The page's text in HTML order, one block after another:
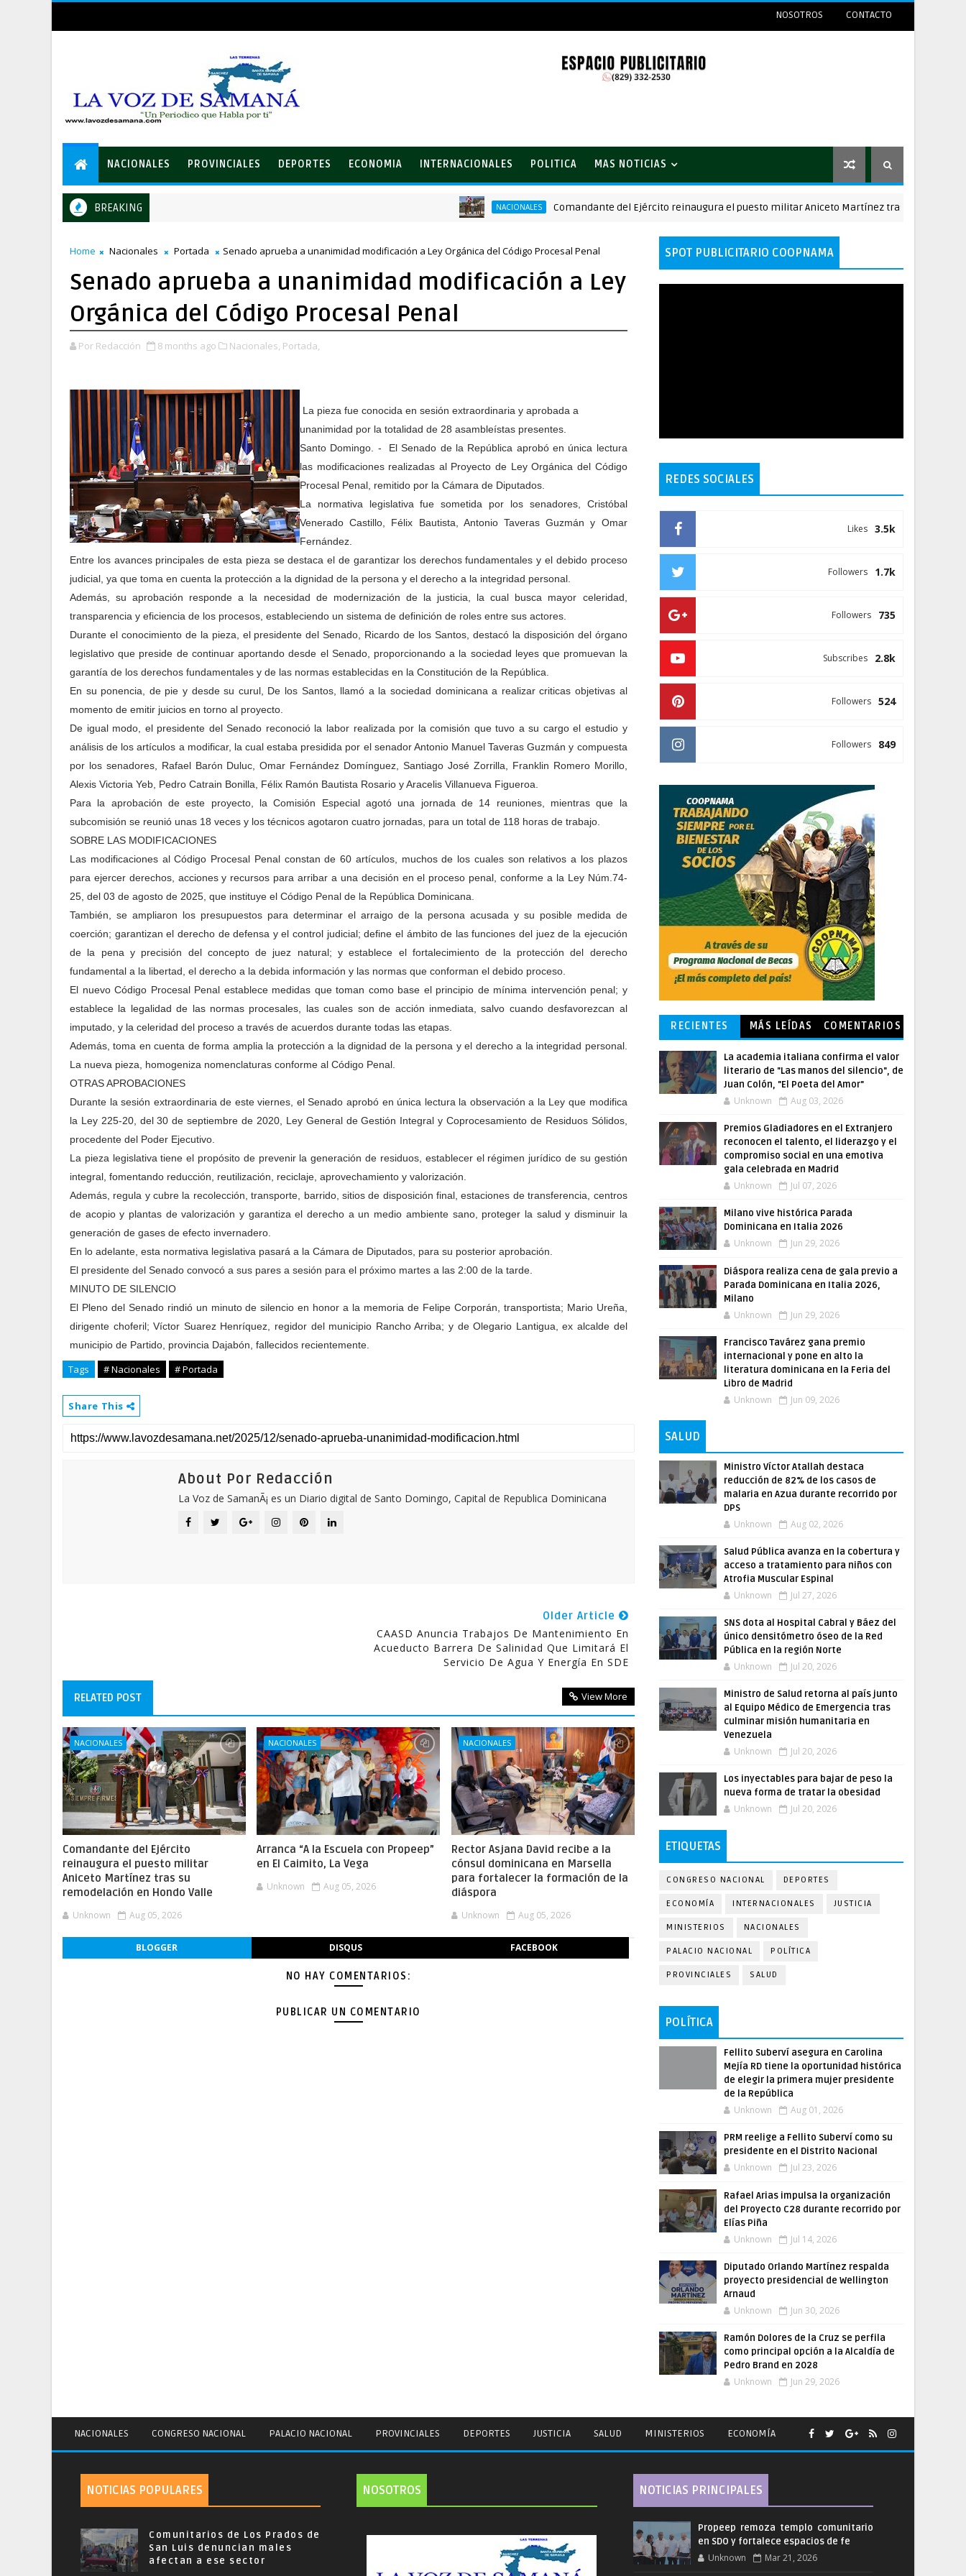
NOSOTROS CONTACTO
NACIONALES PROVINCIALES DEPORTES ECONOMIA INTERNACIONALES POLITICA MAS NOTICIAS
BREAKING NACIONALES Comandante del Ejército reinaugura el puesto militar Aniceto Martínez tras su remodelación
Home Nacionales Portada Senado aprueba a unanimidad modificación a Ley Orgánica del Código Procesal Penal
Senado aprueba a unanimidad modificación a Ley
Orgánica del Código Procesal Penal
Por Redacción 8 months ago Nacionales, Portada,
La pieza fue conocida en sesión extraordinaria y aprobada a
unanimidad por la totalidad de 28 asambleístas presentes.
Santo Domingo. - El Senado de la República aprobó en única lectura
las modificaciones realizadas al Proyecto de Ley Orgánica del Código
Procesal Penal, remitido por la Cámara de Diputados.
La normativa legislativa fue sometida por los senadores, Cristóbal
Venerado Castillo, Félix Bautista, Antonio Taveras Guzmán y Omar
Fernández.
Entre los avances principales de esta pieza se destaca el de garantizar los derechos fundamentales y el debido proceso
judicial, ya que toma en cuenta la protección a la dignidad de la persona y el derecho a la integridad personal.
Además, su aprobación responde a la necesidad de modernización de la justicia, la cual busca mayor celeridad,
transparencia y eficiencia de los procesos, estableciendo un sistema de definición de roles entre sus actores.
Durante el conocimiento de la pieza, el presidente del Senado, Ricardo de los Santos, destacó la disposición del órgano
legislativo que preside de continuar aportando desde el Senado, proporcionando a la sociedad leyes que promuevan la
garantía de los derechos fundamentales y de las normas establecidas en la Constitución de la República.
En su ponencia, de pie y desde su curul, De los Santos, llamó a la sociedad dominicana a realizar criticas objetivas al
momento de emitir juicios en torno al proyecto.
De igual modo, el presidente del Senado reconoció la labor realizada por la comisión que tuvo a su cargo el estudio y
análisis de los artículos a modificar, la cual estaba presidida por el senador Antonio Manuel Taveras Guzmán y compuesta
por los senadores, Rafael Barón Duluc, Omar Fernández Domínguez, Santiago José Zorrilla, Franklin Romero Morillo,
Alexis Victoria Yeb, Pedro Catrain Bonilla, Félix Ramón Bautista Rosario y Aracelis Villanueva Figueroa.
Para la aprobación de este proyecto, la Comisión Especial agotó una jornada de 14 reuniones, mientras que la
subcomisión se reunió unas 18 veces y los técnicos agotaron cuatro jornadas, para un total de 118 horas de trabajo.
SOBRE LAS MODIFICACIONES
Las modificaciones al Código Procesal Penal constan de 60 artículos, muchos de los cuales son relativos a los plazos
para ejercer derechos, acciones y recursos para arribar a una decisión en el proceso penal, conforme a la Ley Núm.74-
25, del 03 de agosto de 2025, que instituye el Código Penal de la República Dominicana.
También, se ampliaron los presupuestos para determinar el arraigo de la persona acusada y su posible medida de
coerción; garantizan el derecho de defensa y el control judicial; define el ámbito de las funciones del juez de la ejecución
de la pena y precisión del concepto de juez natural; y establece el fortalecimiento de la protección del derecho
fundamental a la libertad, el derecho a la debida información y las normas que conforman el debido proceso.
El nuevo Código Procesal Penal establece medidas que toman como base el principio de mínima intervención penal; y
establece la legalidad de las normas procesales, las cuales son de acción inmediata, salvo cuando desfavorezcan al
imputado, y la celeridad del proceso a través de acuerdos durante todas las etapas.
Además, toma en cuenta de forma amplia la protección a la dignidad de la persona y el derecho a la integridad personal.
La nueva pieza, homogeniza nomenclaturas conforme al Código Penal.
OTRAS APROBACIONES
Durante la sesión extraordinaria de este viernes, el Senado aprobó en única lectura la observación a la Ley que modifica
la Ley 225-20, del 30 de septiembre de 2020, Ley General de Gestión Integral y Coprocesamiento de Residuos Sólidos,
procedente del Poder Ejecutivo.
La pieza legislativa tiene el propósito de prevenir la generación de residuos, establecer el régimen jurídico de su gestión
integral, fomentando reducción, reutilización, reciclaje, aprovechamiento y valorización.
Además, regula y cubre la recolección, transporte, barrido, sitios de disposición final, estaciones de transferencia, centros
de acopio y plantas de valorización y garantiza el derecho a un medio ambiente sano, proteger la salud y disminuir la
generación de gases de efecto invernadero.
En lo adelante, esta normativa legislativa pasará a la Cámara de Diputados, para su posterior aprobación.
El presidente del Senado convocó a sus pares a sesión para el próximo martes a las 2:00 de la tarde.
MINUTO DE SILENCIO
El Pleno del Senado rindió un minuto de silencio en honor a la memoria de Felipe Corporán, transportista; Mario Ureña,
dirigente choferil; Víctor Suarez Henríquez, regidor del municipio Rancho Arriba; y de Olegario Lantigua, ex alcalde del
municipio de Partido, provincia Dajabón, fallecidos recientemente.
Tags # Nacionales # Portada
Share This
About Por Redacción
La Voz de SamanÃ¡ es un Diario digital de Santo Domingo, Capital de Republica Dominicana
Older Article
CAASD Anuncia Trabajos De Mantenimiento En
Acueducto Barrera De Salinidad Que Limitará El
Servicio De Agua Y Energía En SDE
RELATED POST View More
NACIONALES
Comandante del Ejército
reinaugura el puesto militar
Aniceto Martínez tras su
remodelación en Hondo Valle
Unknown Aug 05, 2026
NACIONALES
Arranca “A la Escuela con Propeep”
en El Caimito, La Vega
Unknown Aug 05, 2026
NACIONALES
Rector Asjana David recibe a la
cónsul dominicana en Marsella
para fortalecer la formación de la
diáspora
Unknown Aug 05, 2026
BLOGGER DISQUS FACEBOOK
NO HAY COMENTARIOS:
PUBLICAR UN COMENTARIO
SPOT PUBLICITARIO COOPNAMA
REDES SOCIALES
3.5k
Likes
1.7k
Followers
735
Followers
2.8k
Subscribes
524
Followers
849
Followers
RECIENTES MÁS LEÍDAS COMENTARIOS
La academia italiana confirma el valor
literario de "Las manos del silencio", de
Juan Colón, "El Poeta del Amor"
Unknown Aug 03, 2026
Premios Gladiadores en el Extranjero
reconocen el talento, el liderazgo y el
compromiso social en una emotiva
gala celebrada en Madrid
Unknown Jul 07, 2026
Milano vive histórica Parada
Dominicana en Italia 2026
Unknown Jun 29, 2026
Diáspora realiza cena de gala previo a
Parada Dominicana en Italia 2026,
Milano
Unknown Jun 29, 2026
Francisco Tavárez gana premio
internacional y pone en alto la
literatura dominicana en la Feria del
Libro de Madrid
Unknown Jun 09, 2026
SALUD
Ministro Víctor Atallah destaca
reducción de 82% de los casos de
malaria en Azua durante recorrido por
DPS
Unknown Aug 02, 2026
Salud Pública avanza en la cobertura y
acceso a tratamiento para niños con
Atrofia Muscular Espinal
Unknown Jul 27, 2026
SNS dota al Hospital Cabral y Báez del
único densitómetro óseo de la Red
Pública en la región Norte
Unknown Jul 20, 2026
Ministro de Salud retorna al país junto
al Equipo Médico de Emergencia tras
culminar misión humanitaria en
Venezuela
Unknown Jul 20, 2026
Los inyectables para bajar de peso la
nueva forma de tratar la obesidad
Unknown Jul 20, 2026
ETIQUETAS
CONGRESO NACIONAL DEPORTES
ECONOMÍA INTERNACIONALES JUSTICIA
MINISTERIOS NACIONALES
PALACIO NACIONAL POLÍTICA
PROVINCIALES SALUD
POLÍTICA
Fellito Suberví asegura en Carolina
Mejía RD tiene la oportunidad histórica
de elegir la primera mujer presidente
de la República
Unknown Aug 01, 2026
PRM reelige a Fellito Suberví como su
presidente en el Distrito Nacional
Unknown Jul 23, 2026
Rafael Arias impulsa la organización
del Proyecto C28 durante recorrido por
Elías Piña
Unknown Jul 14, 2026
Diputado Orlando Martínez respalda
proyecto presidencial de Wellington
Arnaud
Unknown Jun 30, 2026
Ramón Dolores de la Cruz se perfila
como principal opción a la Alcaldía de
Pedro Brand en 2028
Unknown Jun 29, 2026
NACIONALES CONGRESO NACIONAL PALACIO NACIONAL PROVINCIALES DEPORTES JUSTICIA SALUD MINISTERIOS ECONOMÍA
NOTICIAS POPULARES
Comunitarios de Los Prados de
San Luis denuncian males
afectan a ese sector
NOSOTROS NOTICIAS PRINCIPALES
Propeep remoza templo comunitario
en SDO y fortalece espacios de fe
Unknown Mar 21, 2026